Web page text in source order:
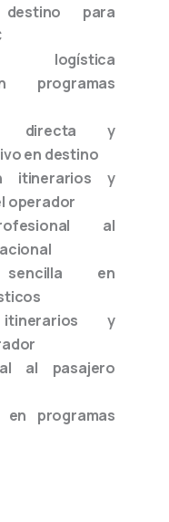
para
logística
programas
directa y
en destino
itinerarios y
operador
al
sencilla en
y
al pasajero
en programas